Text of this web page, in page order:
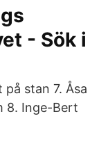
- Sök i
på stan 7. Åsa
8. Inge-Bert